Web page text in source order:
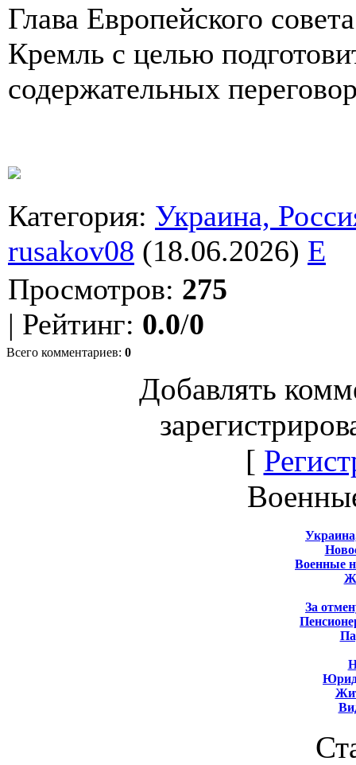
Глава Европейского
Кремль с целью
содержательных
Категория: Украина,
rusakov08 (18.06.2026) E
Просмотров: 275
| Рейтинг: 0.0/0
Всего комментариев: 0
Добавлять
[
Военные
За